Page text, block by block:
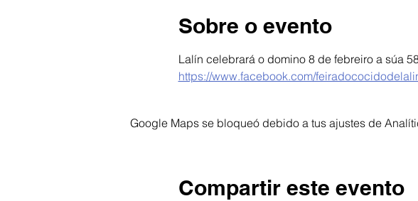
Sobre o evento
Lalín celebrará o domino 8 de febreiro a súa
https://www.facebook.com/
Google Maps se bloqueó debido a tus ajustes de
Compartir este evento